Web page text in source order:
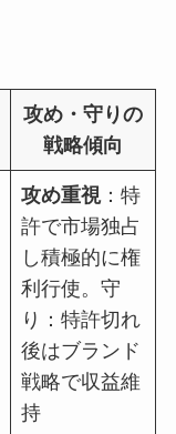
攻め・守りの
戦略傾向
攻め重視：特
許で市場独占
し積極的に権
利行使。守
り：特許切れ
後はブランド
戦略で収益維
持